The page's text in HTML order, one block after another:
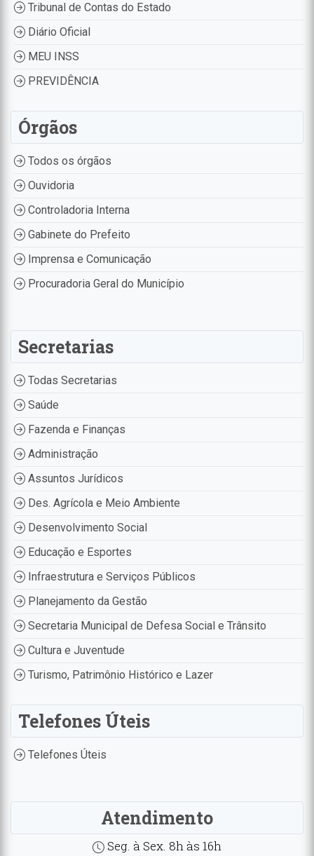
Tribunal de Contas do Estado
Diário Oficial
MEU INSS
PREVIDÊNCIA
Órgãos
Todos os órgãos
Ouvidoria
Controladoria Interna
Gabinete do Prefeito
Imprensa e Comunicação
Procuradoria Geral do Município
Secretarias
Todas Secretarias
Saúde
Fazenda e Finanças
Administração
Assuntos Jurídicos
Des. Agrícola e Meio Ambiente
Desenvolvimento Social
Educação e Esportes
Infraestrutura e Serviços Públicos
Planejamento da Gestão
Secretaria Municipal de Defesa Social e Trânsito
Cultura e Juventude
Turismo, Patrimônio Histórico e Lazer
Telefones Úteis
Telefones Úteis
Atendimento
Seg. à Sex. 8h às 16h